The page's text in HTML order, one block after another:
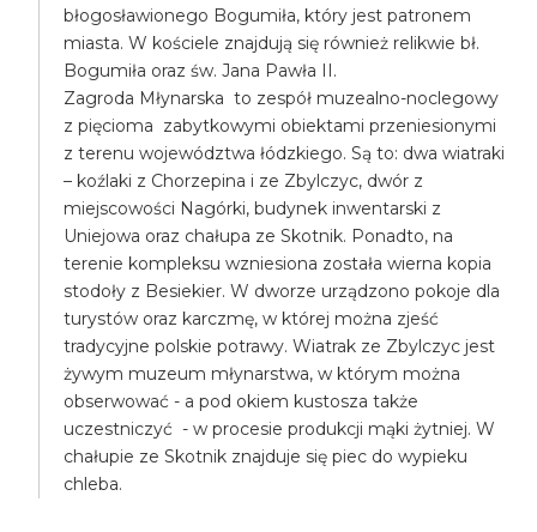
błogosławionego Bogumiła, który jest patronem
miasta. W kościele znajdują się również relikwie bł.
Bogumiła oraz św. Jana Pawła II.
Zagroda Młynarska to zespół muzealno-noclegowy
z pięcioma zabytkowymi obiektami przeniesionymi
z terenu województwa łódzkiego. Są to: dwa wiatraki
– koźlaki z Chorzepina i ze Zbylczyc, dwór z
miejscowości Nagórki, budynek inwentarski z
Uniejowa oraz chałupa ze Skotnik. Ponadto, na
terenie kompleksu wzniesiona została wierna kopia
stodoły z Besiekier. W dworze urządzono pokoje dla
turystów oraz karczmę, w której można zjeść
tradycyjne polskie potrawy. Wiatrak ze Zbylczyc jest
żywym muzeum młynarstwa, w którym można
obserwować - a pod okiem kustosza także
uczestniczyć - w procesie produkcji mąki żytniej. W
chałupie ze Skotnik znajduje się piec do wypieku
chleba.